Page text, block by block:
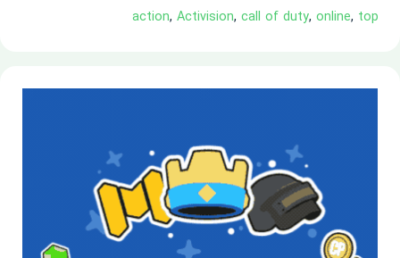
action, Activision, call of duty, online, top